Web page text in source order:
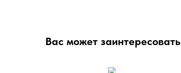
Вас может заинтересовать